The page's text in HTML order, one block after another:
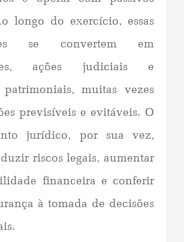
longo do exercício, essas
se convertem em
ações judiciais e
patrimoniais, muitas vezes
previsíveis e evitáveis. O
jurídico, por sua vez,
riscos legais, aumentar
financeira e conferir
à tomada de decisões